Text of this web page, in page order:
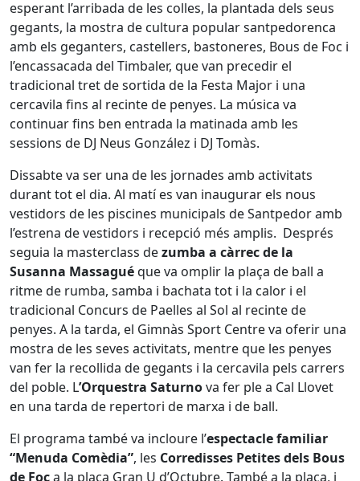
esperant l’arribada de les colles, la plantada dels seus
gegants, la mostra de cultura popular santpedorenca
amb els geganters, castellers, bastoneres, Bous de Foc i
l’encassacada del Timbaler, que van precedir el
tradicional tret de sortida de la Festa Major i una
cercavila fins al recinte de penyes. La música va
continuar fins ben entrada la matinada amb les
sessions de DJ Neus González i DJ Tomàs.
Dissabte va ser una de les jornades amb activitats
durant tot el dia. Al matí es van inaugurar els nous
vestidors de les piscines municipals de Santpedor amb
l’estrena de vestidors i recepció més amplis. Després
seguia la masterclass dezumba a càrrec de la
Susanna Massaguéque va omplir la plaça de ball a
ritme de rumba, samba i bachata tot i la calor i el
tradicional Concurs de Paelles al Sol al recinte de
penyes. A la tarda, el Gimnàs Sport Centre va oferir una
mostra de les seves activitats, mentre que les penyes
van fer la recollida de gegants i la cercavila pels carrers
del poble. L’Orquestra Saturnova fer ple a Cal Llovet
en una tarda de repertori de marxa i de ball.
El programa també va incloure l’espectacle familiar
“Menuda Comèdia”, les Corredisses Petites dels Bous
de Foca la plaça Gran U d’Octubre. També a la plaça, i